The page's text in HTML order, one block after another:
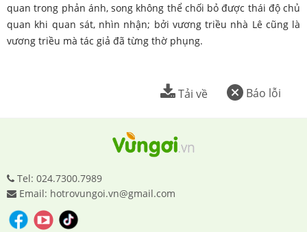
quan trong phản ánh, song không thể chối bỏ được thái độ chủ
quan khi quan sát, nhìn nhận; bởi vương triều nhà Lê cũng là
vương triều mà tác giả đã từng thờ phụng.
Báo lỗi
Tải về
Tel: 024.7300.7989
Email: hotrovungoi.vn@gmail.com